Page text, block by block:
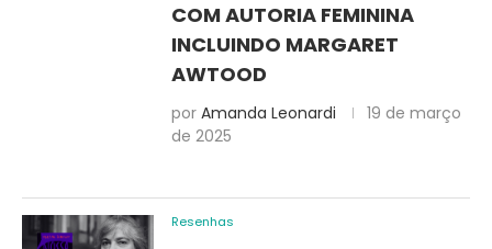
COM AUTORIA FEMININA
INCLUINDO MARGARET
AWTOOD
por Amanda Leonardi
19 de março
de 2025
Resenhas